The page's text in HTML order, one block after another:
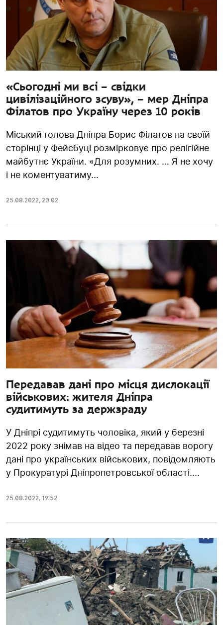
«Сьогодні ми всі – свідки
цивілізаційного зсуву», – мер Дніпра
Філатов про Україну через 10 років
Міський голова Дніпра Борис Філатов на своїй
сторінці у Фейсбуці розмірковує про релігійне
майбутнє України. «Для розумних. … Я не хочу
і не коментуватиму...
25.08.2022, 20:02
Передавав дані про місця дислокації
військових: жителя Дніпра
судитимуть за держзраду
У Дніпрі судитимуть чоловіка, який у березні
2022 року знімав на відео та передавав ворогу
дані про українських військових, повідомляють
у Прокуратурі Дніпропетровської області....
25.08.2022, 19:52